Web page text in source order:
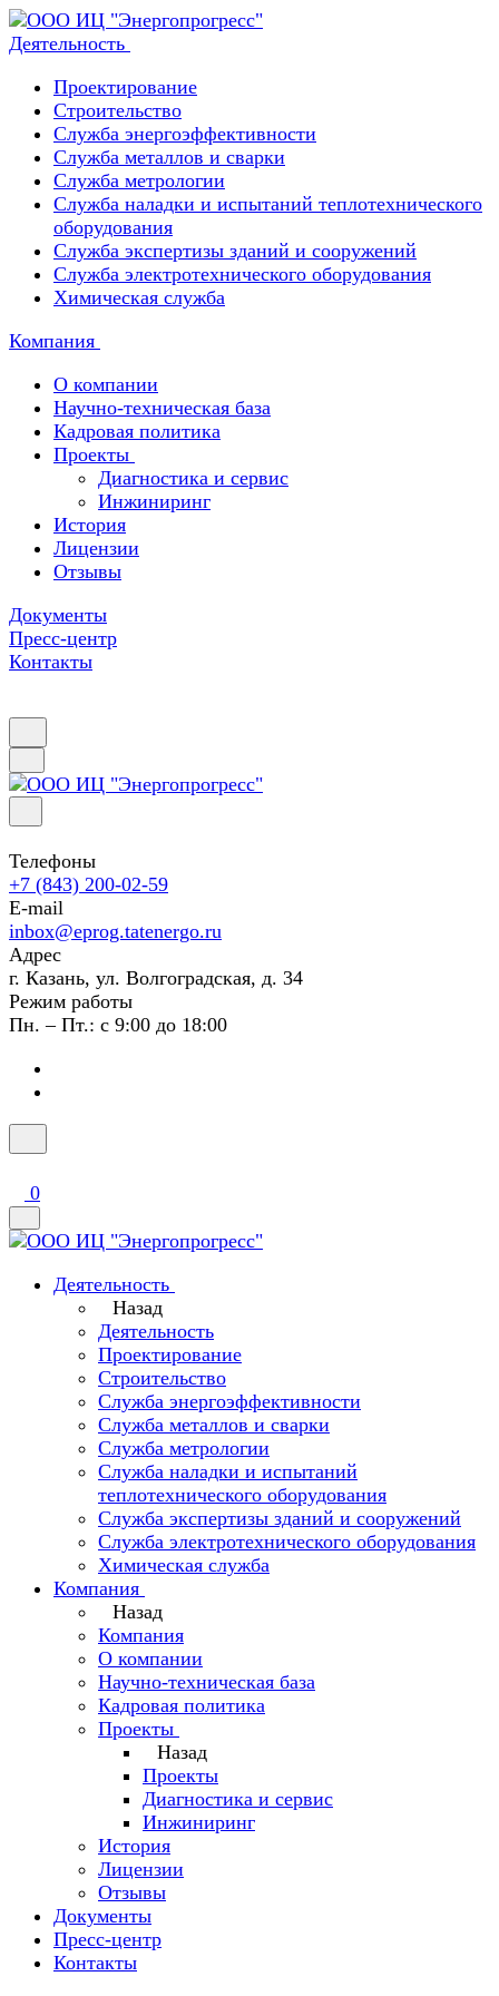
Деятельность
Проектирование
Строительство
Служба энергоэффективности
Служба металлов и сварки
Служба метрологии
Служба наладки и испытаний теплотехнического
оборудования
Служба экспертизы зданий и сооружений
Служба электротехнического оборудования
Химическая служба
Компания
О компании
Научно-техническая база
Кадровая политика
Проекты
Диагностика и сервис
Инжиниринг
История
Лицензии
Отзывы
Документы
Пресс-центр
Контакты
Телефоны
+7 (843) 200-02-59
E-mail
inbox@eprog.tatenergo.ru
Адрес
г. Казань, ул. Волгоградская, д. 34
Режим работы
Пн. – Пт.: с 9:00 до 18:00
0
Деятельность
Назад
Деятельность
Проектирование
Строительство
Служба энергоэффективности
Служба металлов и сварки
Служба метрологии
Служба наладки и испытаний
теплотехнического оборудования
Служба экспертизы зданий и сооружений
Служба электротехнического оборудования
Химическая служба
Компания
Назад
Компания
О компании
Научно-техническая база
Кадровая политика
Проекты
Назад
Проекты
Диагностика и сервис
Инжиниринг
История
Лицензии
Отзывы
Документы
Пресс-центр
Контакты